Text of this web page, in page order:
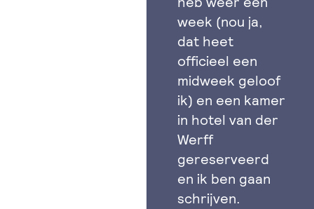
week (nou ja,
dat heet
officieel een
midweek geloof
ik) en een kamer
in hotel van der
Werff
gereserveerd
en ik ben gaan
schrijven.